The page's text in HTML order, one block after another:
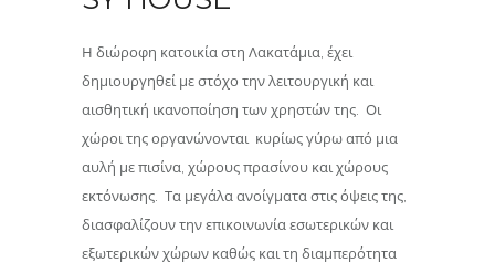
Η διώροφη κατοικία στη Λακατάμια, έχει
δημιουργηθεί με στόχο την λειτουργική και
αισθητική ικανοποίηση των χρηστών της. Οι
χώροι της οργανώνονται κυρίως γύρω από μια
αυλή με πισίνα, χώρους πρασίνου και χώρους
εκτόνωσης. Τα μεγάλα ανοίγματα στις όψεις της,
διασφαλίζουν την επικοινωνία εσωτερικών και
εξωτερικών χώρων καθώς και τη διαμπερότητα